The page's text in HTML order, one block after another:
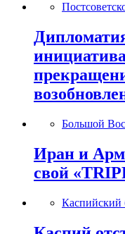
Большой
Иран и
свой
Каспийский